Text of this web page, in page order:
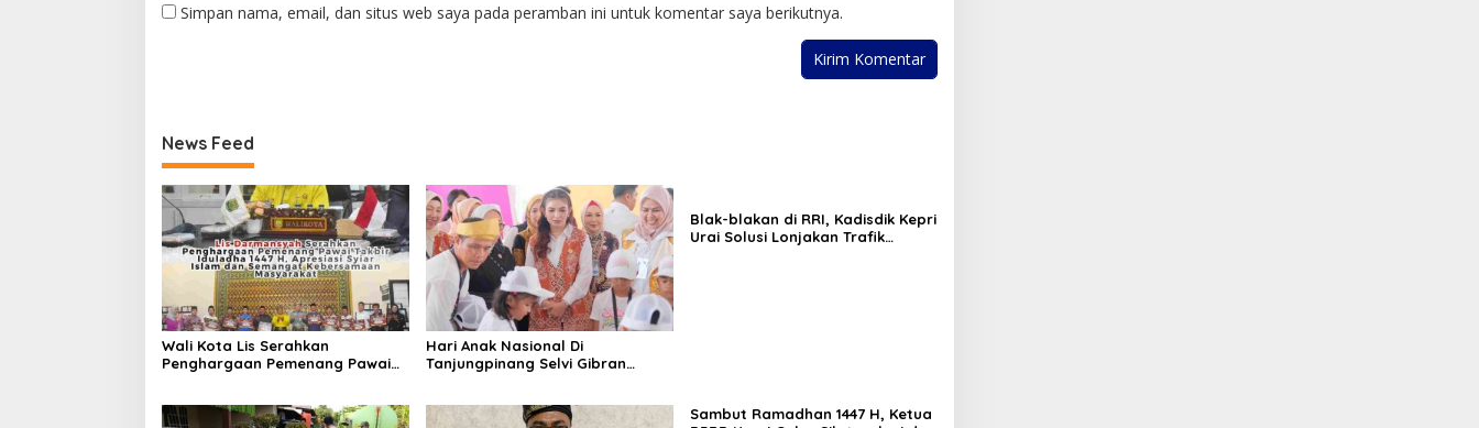
Simpan nama, email, dan situs web saya pada peramban ini untuk komentar saya berikutnya.
News Feed
Wali Kota Lis Serahkan
Penghargaan Pemenang Pawai
Syiar Islam
Hari Anak Nasional Di
Tanjungpinang Selvi Gibran
Blak-blakan di RRI, Kadisdik Kepri
Urai Solusi Lonjakan Trafik
Sambut Ramadhan 1447 H, Ketua